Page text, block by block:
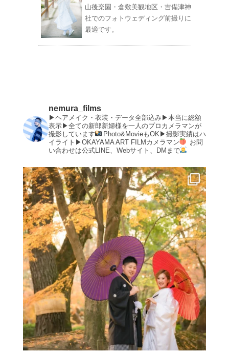
山後楽園・倉敷美観地区・吉備津神
社でのフォトウェディング前撮りに
最適です。
nemura_films
▶︎ヘアメイク・衣装・データ全部込み▶︎本当に総額
表示▶︎全ての新郎新婦様を一人のプロカメラマンが
撮影しています
Photo&MovieもOK▶︎撮影実績はハ
イライト▶︎OKAYAMA ART FILMカメラマン
お問
い合わせは公式LINE、Webサイト、DMまで